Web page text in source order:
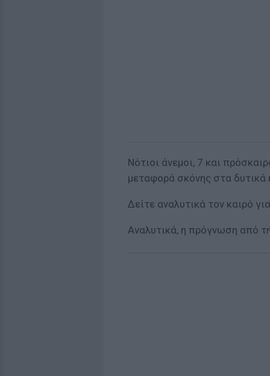
Νότιοι άνεμοι, 7 και
μεταφορά σκόνης στα δυτικά
Δείτε αναλυτικά τον καιρό
Αναλυτικά, η πρόγνωση από